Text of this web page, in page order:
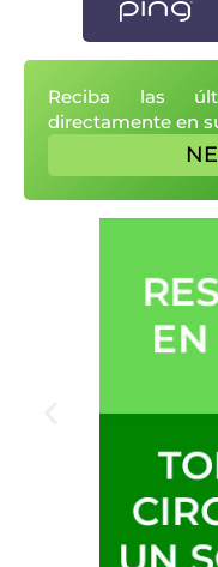
Reciba las
directamente en